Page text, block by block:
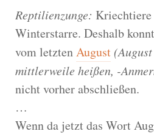
Reptilienzunge:
Winterstarre. Deshalb
vom letztenAugust
mittlerweile heißen, -
nicht vorher abschließen.
…
Wenn da jetzt das Wort